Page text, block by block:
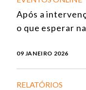
Após a
o que esperar
09 JANEIRO 2026
RELATÓRIOS